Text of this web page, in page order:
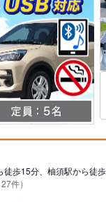
徒歩15分、柚須駅から徒
件）